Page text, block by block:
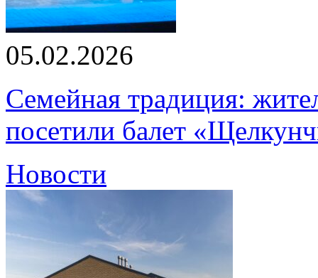
05.02.2026
Семейная традиция:
посетили балет
Новости